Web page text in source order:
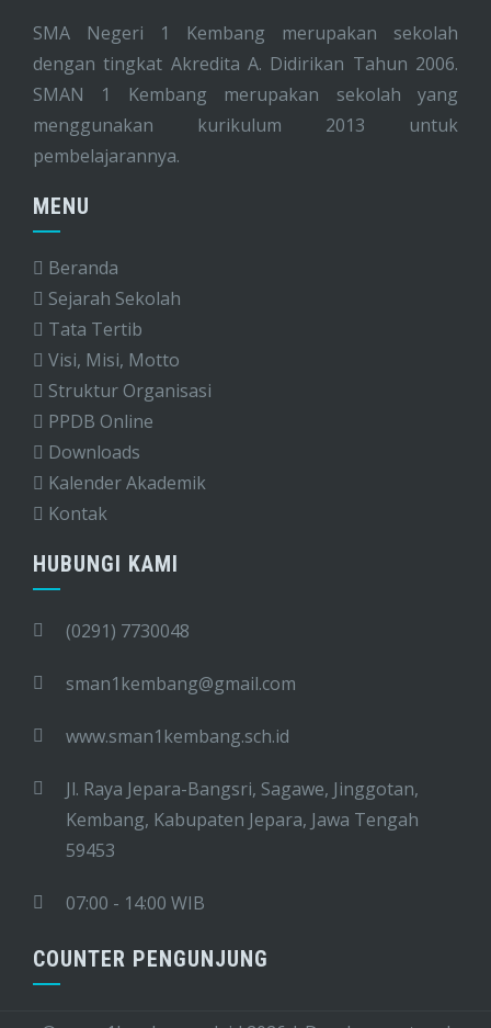
SMA Negeri 1 Kembang merupakan sekolah
dengan tingkat Akredita A. Didirikan Tahun 2006.
SMAN 1 Kembang merupakan sekolah yang
menggunakan kurikulum 2013 untuk
pembelajarannya.
MENU
Beranda
Sejarah Sekolah
Tata Tertib
Visi, Misi, Motto
Struktur Organisasi
PPDB Online
Downloads
Kalender Akademik
Kontak
HUBUNGI KAMI
(0291) 7730048
sman1kembang@gmail.com
www.sman1kembang.sch.id
Jl. Raya Jepara-Bangsri, Sagawe, Jinggotan,
Kembang, Kabupaten Jepara, Jawa Tengah
59453
07:00 - 14:00 WIB
COUNTER PENGUNJUNG